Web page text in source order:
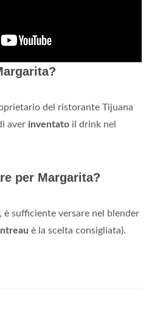
del ristorante Tijuana
aver inventato il drink nel
per Margarita?
, è sufficiente versare nel blender
è la scelta consigliata).